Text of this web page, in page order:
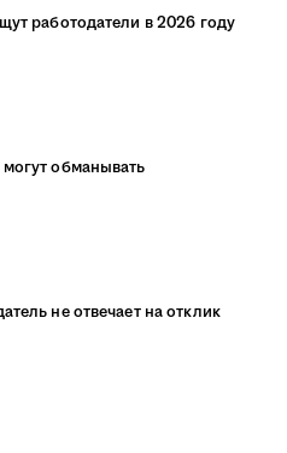
работодатели в 2026 году
обманывать
не отвечает на отклик